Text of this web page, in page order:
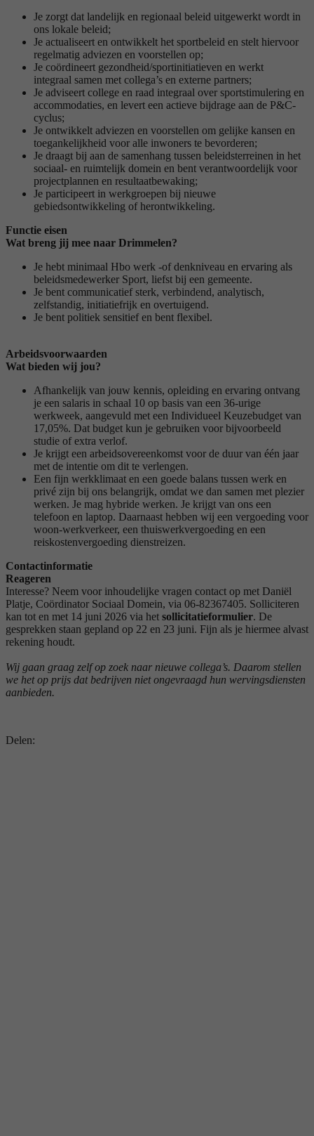
Je zorgt dat landelijk en regionaal beleid uitgewerkt wordt in
ons lokale beleid;
Je actualiseert en ontwikkelt het sportbeleid en stelt hiervoor
regelmatig adviezen en voorstellen op;
Je coördineert gezondheid/sportinitiatieven en werkt
integraal samen met collega’s en externe partners;
Je adviseert college en raad integraal over sportstimulering en
accommodaties, en levert een actieve bijdrage aan de P&C-
cyclus;
Je ontwikkelt adviezen en voorstellen om gelijke kansen en
toegankelijkheid voor alle inwoners te bevorderen;
Je draagt bij aan de samenhang tussen beleidsterreinen in het
sociaal- en ruimtelijk domein en bent verantwoordelijk voor
projectplannen en resultaatbewaking;
Je participeert in werkgroepen bij nieuwe
gebiedsontwikkeling of herontwikkeling.
Functie eisen
Wat breng jij mee naar Drimmelen?
Je hebt minimaal Hbo werk -of denkniveau en ervaring als
beleidsmedewerker Sport, liefst bij een gemeente.
Je bent communicatief sterk, verbindend, analytisch,
zelfstandig, initiatiefrijk en overtuigend.
Je bent politiek sensitief en bent flexibel.
Arbeidsvoorwaarden
Wat bieden wij jou?
Afhankelijk van jouw kennis, opleiding en ervaring ontvang
je een salaris in schaal 10 op basis van een 36-urige
werkweek, aangevuld met een Individueel Keuzebudget van
17,05%. Dat budget kun je gebruiken voor bijvoorbeeld
studie of extra verlof.
Je krijgt een arbeidsovereenkomst voor de duur van één jaar
met de intentie om dit te verlengen.
Een fijn werkklimaat en een goede balans tussen werk en
privé zijn bij ons belangrijk, omdat we dan samen met plezier
werken. Je mag hybride werken. Je krijgt van ons een
telefoon en laptop. Daarnaast hebben wij een vergoeding voor
woon-werkverkeer, een thuiswerkvergoeding en een
reiskostenvergoeding dienstreizen.
Contactinformatie
Reageren
Interesse? Neem voor inhoudelijke vragen contact op met Daniël
Platje, Coördinator Sociaal Domein, via 06-82367405. Solliciteren
kan tot en met 14 juni 2026 via het sollicitatieformulier. De
gesprekken staan gepland op 22 en 23 juni. Fijn als je hiermee alvast
rekening houdt.
Wij gaan graag zelf op zoek naar nieuwe collega’s. Daarom stellen
we het op prijs dat bedrijven niet ongevraagd hun wervingsdiensten
aanbieden.
Delen: